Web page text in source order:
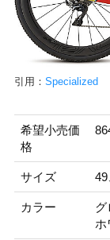
引用： Specialized
希望小売価
格
サイズ
カラー
グ
ホ